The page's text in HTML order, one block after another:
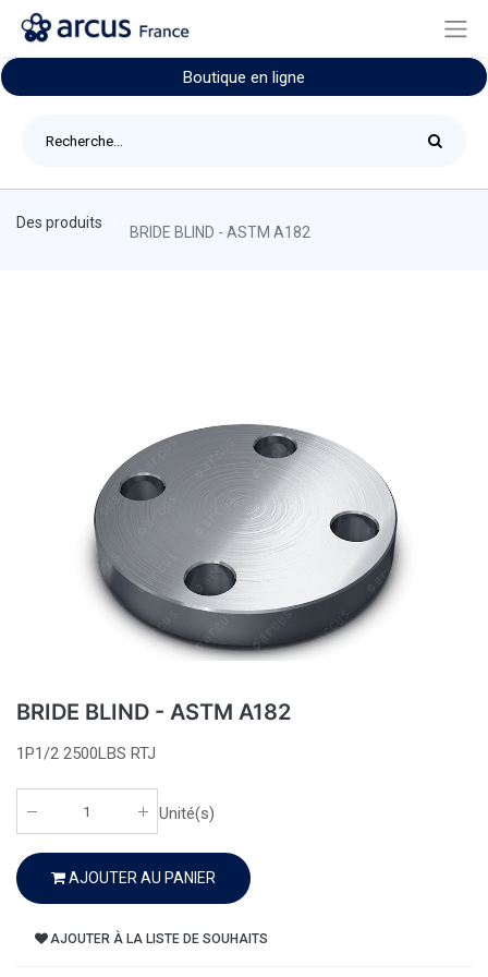
Boutique en ligne
Des produits
BRIDE BLIND - ASTM A182
BRIDE BLIND - ASTM A182
1P1/2 2500LBS RTJ
Unité(s)
AJOUTER AU PANIER
AJOUTER À LA LISTE DE SOUHAITS